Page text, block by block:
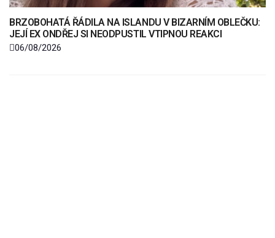
BRZOBOHATÁ ŘÁDILA NA ISLANDU V BIZARNÍM OBLEČKU:
JEJÍ EX ONDŘEJ SI NEODPUSTIL VTIPNOU REAKCI
06/08/2026